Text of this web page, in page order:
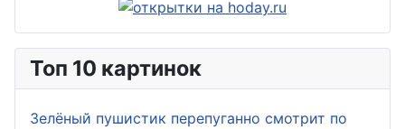
Топ 10 картинок
Зелёный пушистик перепуганно смотрит по